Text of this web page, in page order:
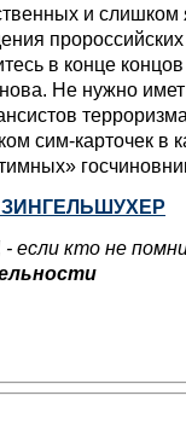
и слишком
в конце
Не нужно
сим-карточек в
ЗИНГЕЛЬШУХЕР
- если кто не